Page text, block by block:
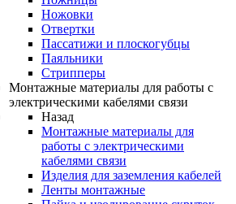
Ножовки
Отвертки
Пассатижи и плоскогубцы
Паяльники
Стрипперы
Монтажные материалы для работы с
электрическими кабелями связи
Назад
Монтажные материалы для
работы с электрическими
кабелями связи
Изделия для заземления кабелей
Ленты монтажные